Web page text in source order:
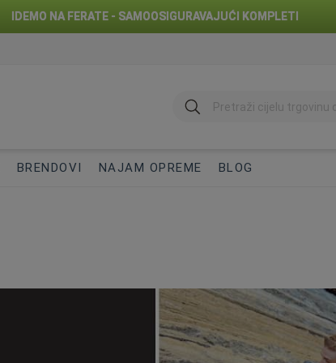
IDEMO NA FERATE - SAMOOSIGURAVAJUĆI KOMPLETI
traži
BRENDOVI NAJAM OPREME BLOG